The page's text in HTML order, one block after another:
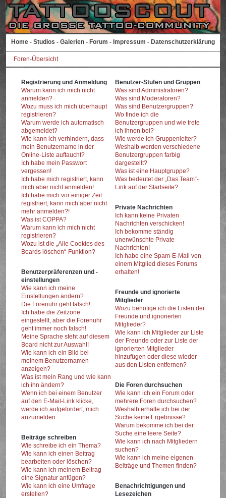
Home - Studios - Galerien - Forum - Impressum - Datenschutzerklärung
Foren-Übersicht
Registrierung und Anmeldung
Warum kann ich mich nicht
anmelden?
Wozu muss ich mich überhaupt
registrieren?
Warum werde ich automatisch
abgemeldet?
Wie kann ich verhindern, dass
mein Benutzername in der
Online-Liste auftaucht?
Ich habe mein Passwort
vergessen!
Ich habe mich registriert, kann
mich aber nicht anmelden!
Ich habe mich vor einiger Zeit
registriert, kann mich aber nicht
mehr anmelden?!
Was ist COPPA?
Warum kann ich mich nicht
registrieren?
Wozu ist die „Alle Cookies des
Boards löschen“-Funktion?
Benutzerpräferenzen und -
einstellungen
Wie kann ich meine
Einstellungen ändern?
Die Forenuhr geht falsch!
Ich habe die Zeitzone
eingestellt, aber die Forenuhr
geht immer noch falsch!
Meine Sprache steht auf diesem
Board nicht zur Auswahl!
Wie kann ich ein Bild bei
meinem Benutzernamen
anzeigen?
Was ist mein Rang und wie kann
ich ihn ändern?
Wenn ich bei einem Benutzer
auf den E-Mail-Link klicke,
werde ich aufgefordert, mich
anzumelden.
Beiträge schreiben
Wie schreibe ich ein Thema?
Wie kann ich einen Beitrag
bearbeiten oder löschen?
Wie kann ich meinem Beitrag
eine Signatur anfügen?
Wie kann ich eine Umfrage
erstellen?
Benutzer-Stufen und Gruppen
Was sind Administratoren?
Was sind Moderatoren?
Was sind Benutzergruppen?
Wo finde ich die
Benutzergruppen und wie trete
ich ihnen bei?
Wie werde ich Gruppenleiter?
Weshalb werden verschiedene
Benutzergruppen farbig
dargestellt?
Was ist eine Hauptgruppe?
Was bedeutet der „Das Team“-
Link auf der Startseite?
Private Nachrichten
Ich kann keine Privaten
Nachrichten verschicken!
Ich bekomme ständig
unerwünschte Private
Nachrichten!
Ich habe eine Spam-E-Mail von
einem Mitglied dieses Forums
erhalten!
Freunde und ignorierte
Mitglieder
Wozu benötige ich die Listen der
Freunde und ignorierten
Mitglieder?
Wie kann ich Mitglieder zur Liste
der Freunde oder zur Liste der
ignorierten Mitglieder
hinzufügen oder diese wieder
aus den Listen entfernen?
Die Foren durchsuchen
Wie kann ich ein Forum oder
mehrere Foren durchsuchen?
Weshalb erhalte ich bei der
Suche keine Ergebnisse?
Warum bekomme ich bei der
Suche eine leere Seite?
Wie kann ich nach Mitgliedern
suchen?
Wie kann ich meine eigenen
Beiträge und Themen finden?
Benachrichtigungen und
Lesezeichen